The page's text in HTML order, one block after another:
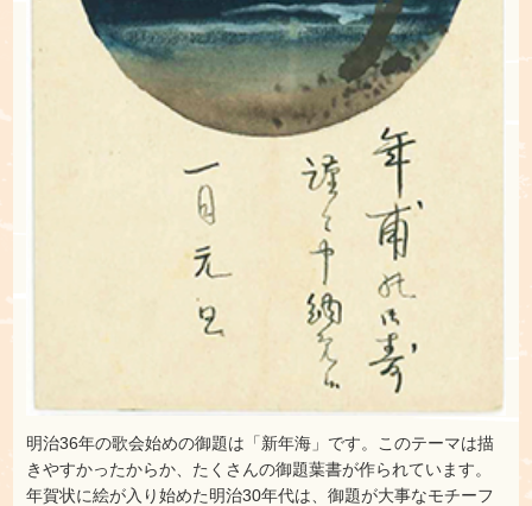
明治36年の歌会始めの御題は「新年海」です。このテーマは描
きやすかったからか、たくさんの御題葉書が作られています。
年賀状に絵が入り始めた明治30年代は、御題が大事なモチーフ